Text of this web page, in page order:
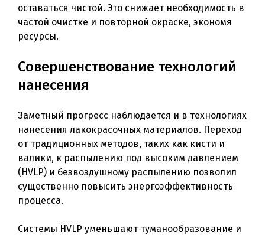
оставаться чистой. Это снижает необходимость в
частой очистке и повторной окраске, экономя
ресурсы.
Совершенствование технологий
нанесения
Заметный прогресс наблюдается и в технологиях
нанесения лакокрасочных материалов. Переход
от традиционных методов, таких как кисти и
валики, к распылению под высоким давлением
(HVLP) и безвоздушному распылению позволил
существенно повысить энергоэффективность
процесса.
Системы HVLP уменьшают туманообразование и